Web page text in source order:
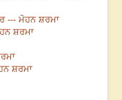
--- ਮੋਹਨ ਸ਼ਰਮਾ
ਸ਼ਰਮਾ
ਸ਼ਰਮਾ